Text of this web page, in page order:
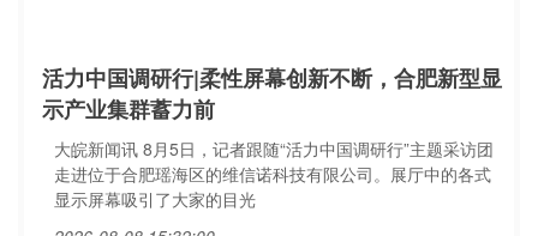
活力中国调研行|柔性屏幕创新不断，合肥新型显
示产业集群蓄力前
大皖新闻讯 8月5日，记者跟随“活力中国调研行”主题采访团
走进位于合肥瑶海区的维信诺科技有限公司。展厅中的各式
显示屏幕吸引了大家的目光